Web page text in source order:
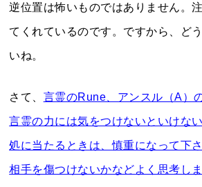
逆位置は怖いものではありません。
てくれているのです。ですから、ど
いね。
さて、 言霊のRune、アンスル（A）
言霊の力には気をつけないといけな
処に当たるときは、慎重になって下
相手を傷つけないかなどよく思考し